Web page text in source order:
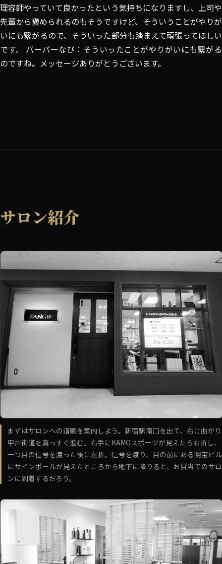
理容師やっていて良かったという気持ちになりますし、上司や
先輩から褒められるのもそうですけど、そういうことがやりが
いにも繋がるので、そういった部分も踏まえて頑張ってほしい
です。 バーバーなび：そういったことがやりがいにも繋がる
のですね。メッセージありがとうございます。
サロン紹介
まずはサロンへの道順を案内しよう。新宿駅南口を出て、右に曲がり
甲州街道を真っすぐ進む。右手にKAMOスポーツが見えたら右折し、
一つ目の信号を渡った後に左折。信号を渡り、目の前にある明宝ビル
にサインポールが見えたところから地下に降りると、お目当てのサロ
ンに到着するだろう。